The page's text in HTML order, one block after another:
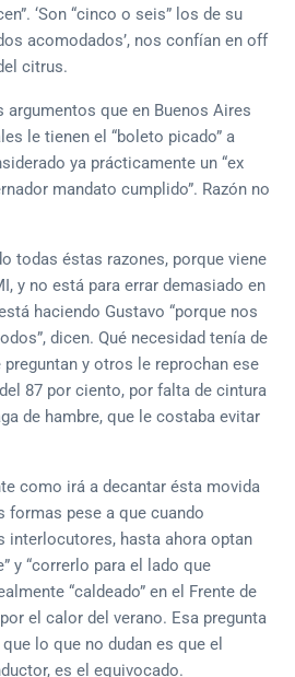
‘Son “cinco o seis” los de su
acomodados’, nos confían en off
citrus.
argumentos que en Buenos Aires
le tienen el “boleto picado” a
ya prácticamente un “ex
mandato cumplido”. Razón no
todas éstas razones, porque viene
y no está para errar demasiado en
haciendo Gustavo “porque nos
dicen. Qué necesidad tenía de
preguntan y otros le reprochan ese
87 por ciento, por falta de cintura
de hambre, que le costaba evitar
como irá a decantar ésta movida
formas pese a que cuando
interlocutores, hasta ahora optan
y “correrlo para el lado que
“caldeado” en el Frente de
el calor del verano. Esa pregunta
lo que no dudan es que el
es el equivocado.